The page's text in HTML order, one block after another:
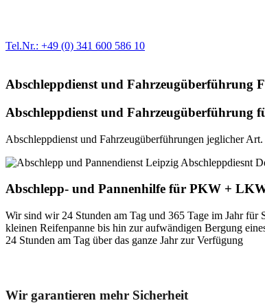
Tel.Nr.: +49 (0) 341 600 586 10
Abschleppdienst und Fahrzeugüberführung
Abschleppdienst und Fahrzeugüberführung
Abschleppdienst und Fahrzeugüberführungen jeglicher
Abschlepp- und Pannenhilfe für PKW +
Wir sind wir 24 Stunden am Tag und 365 Tage im Jahr für
kleinen Reifenpanne bis hin zur aufwändigen Bergung
24 Stunden am Tag über das ganze Jahr zur Verfügung
Wir garantieren mehr Sicherheit